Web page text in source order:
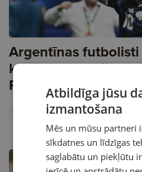
Argentīnas
kļūst par Spānijas
Pasaules kausa
Atbildīga jūsu
izmantošana
Mēs un mūsu partneri
sīkdatnes un līdzīgas
saglabātu un piekļūtu